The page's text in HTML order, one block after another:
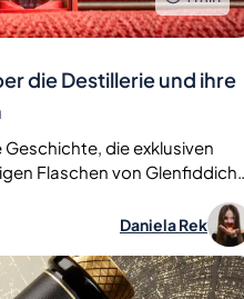
die Destillerie und ihre
die exklusiven
Flaschen von Glenfiddich,
Erbe, ihre berühmten Whiskys
Daniela Rek